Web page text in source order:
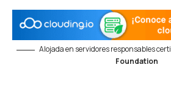
Alojada en servidores responsables
Foundation